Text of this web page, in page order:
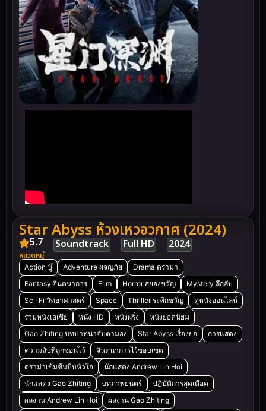
Star Abyss ห้วงเหวอวกาศ (2024)
5.7 Soundtrack Full HD 2024
หมวดหมู่
Action บู๊ Adventure ผจญภัย
Drama ดราม่า
Fantasy จินตนาการ
Film Horror สยองขวัญ
Mystery ลึกลับ
Sci-Fi วิทยาศาสตร์
Space Thriller ระทึกขวัญ
ดูหนังออนไลน์
รวมหนังเอเชีย
หนัง HD หนังฝรั่ง
หนังยอดนิยม
Gao Zhiting บทบาทน่าจับตามอง
Star Abyss เรื่องย่อ
การแสดง
ความลับที่ถูกซ่อนไว้
จินตนาการไร้ขอบเขต
ดราม่าเข้มข้นบีบหัวใจ
นักแสดง Andrew Lin Hoi
นักแสดง Gao Zhiting
บทภาพยนตร์
ปฏิบัติการสุดเดือด
ผลงาน Andrew Lin Hoi
ผลงาน Gao Zhiting